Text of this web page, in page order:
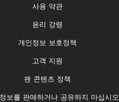
사용 약관
윤리 강령
개인정보 보호정책
고객 지원
팬 콘텐츠 정책
보를 판매하거나 공유하지 마십시오